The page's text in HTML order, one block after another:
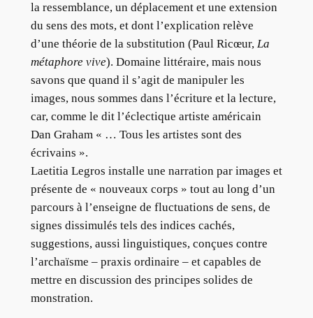
la ressemblance, un déplacement et une extension
du sens des mots, et dont l’explication relève
d’une théorie de la substitution (Paul Ricœur, La
métaphore vive). Domaine littéraire, mais nous
savons que quand il s’agit de manipuler les
images, nous sommes dans l’écriture et la lecture,
car, comme le dit l’éclectique artiste américain
Dan Graham « … Tous les artistes sont des
écrivains ».
Laetitia Legros installe une narration par images et
présente de « nouveaux corps » tout au long d’un
parcours à l’enseigne de fluctuations de sens, de
signes dissimulés tels des indices cachés,
suggestions, aussi linguistiques, conçues contre
l’archaïsme – praxis ordinaire – et capables de
mettre en discussion des principes solides de
monstration.